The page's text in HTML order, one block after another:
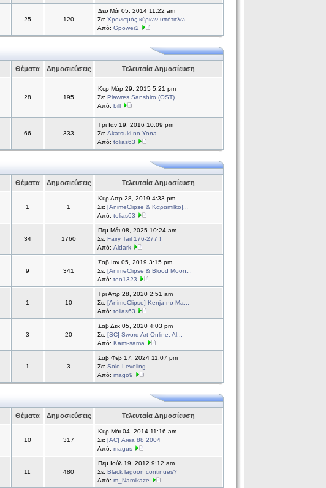
25 120
Δευ Μάι 05, 2014 11:22 am
Σε: Χρονισμός κύριων υπότιτλω...
Από: Gpower2
Θέματα Δημοσιεύσεις Τελευταία Δημοσίευση
28 195
Κυρ Μάρ 29, 2015 5:21 pm
Σε: Plawres Sanshiro (OST)
Από: bill
66 333
Τρι Ιαν 19, 2016 10:09 pm
Σε: Akatsuki no Yona
Από: tolias63
Θέματα Δημοσιεύσεις Τελευταία Δημοσίευση
1 1
Κυρ Απρ 28, 2019 4:33 pm
Σε: [AnimeClipse & Καραmilko]...
Από: tolias63
34 1760
Πεμ Μάι 08, 2025 10:24 am
Σε: Fairy Tail 176-277 !
Από: Aldark
9 341
Σαβ Ιαν 05, 2019 3:15 pm
Σε: [AnimeClipse & Blood Moon...
Από: teo1323
1 10
Τρι Απρ 28, 2020 2:51 am
Σε: [AnimeClipse] Kenja no Ma...
Από: tolias63
3 20
Σαβ Δεκ 05, 2020 4:03 pm
Σε: [SC] Sword Art Online: Al...
Από: Kami-sama
1 3
Σαβ Φεβ 17, 2024 11:07 pm
Σε: Solo Leveling
Από: mago9
Θέματα Δημοσιεύσεις Τελευταία Δημοσίευση
10 317
Κυρ Μάι 04, 2014 11:16 am
Σε: [AC] Area 88 2004
Από: magus
11 480
Πεμ Ιούλ 19, 2012 9:12 am
Σε: Black lagoon continues?
Από: m_Namikaze